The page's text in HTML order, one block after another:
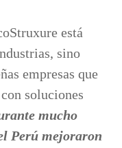
está
sino
empresas que
soluciones
mucho
Perú mejoraron